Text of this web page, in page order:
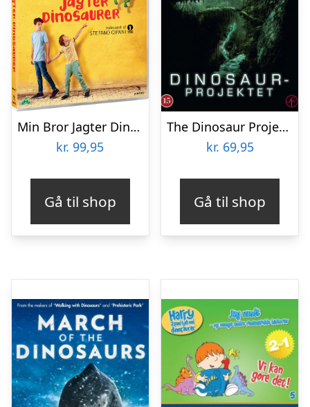
Min Bror Jagter Dinosaurer – DVD – Film
kr. 99,95
Gå til shop
The Dinosaur Project – DVD – Film
kr. 69,95
Gå til shop